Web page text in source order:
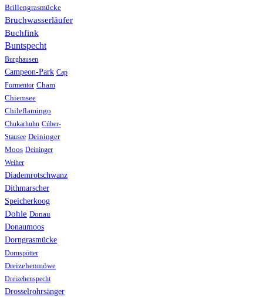
Brillengrasmücke
Bruchwasserläufer
Buchfink
Buntspecht
Burghausen
Campeon-Park Cap
Formentor Cham
Chiemsee
Chileflamingo
Chukarhuhn Cúber-
Stausee Deininger
Moos Deininger
Weiher
Diademrotschwanz
Dithmarscher
Speicherkoog
Dohle Donau
Donaumoos
Dorngrasmücke
Dornspötter
Dreizehenmöwe
Dreizehenspecht
Drosselrohrsänger